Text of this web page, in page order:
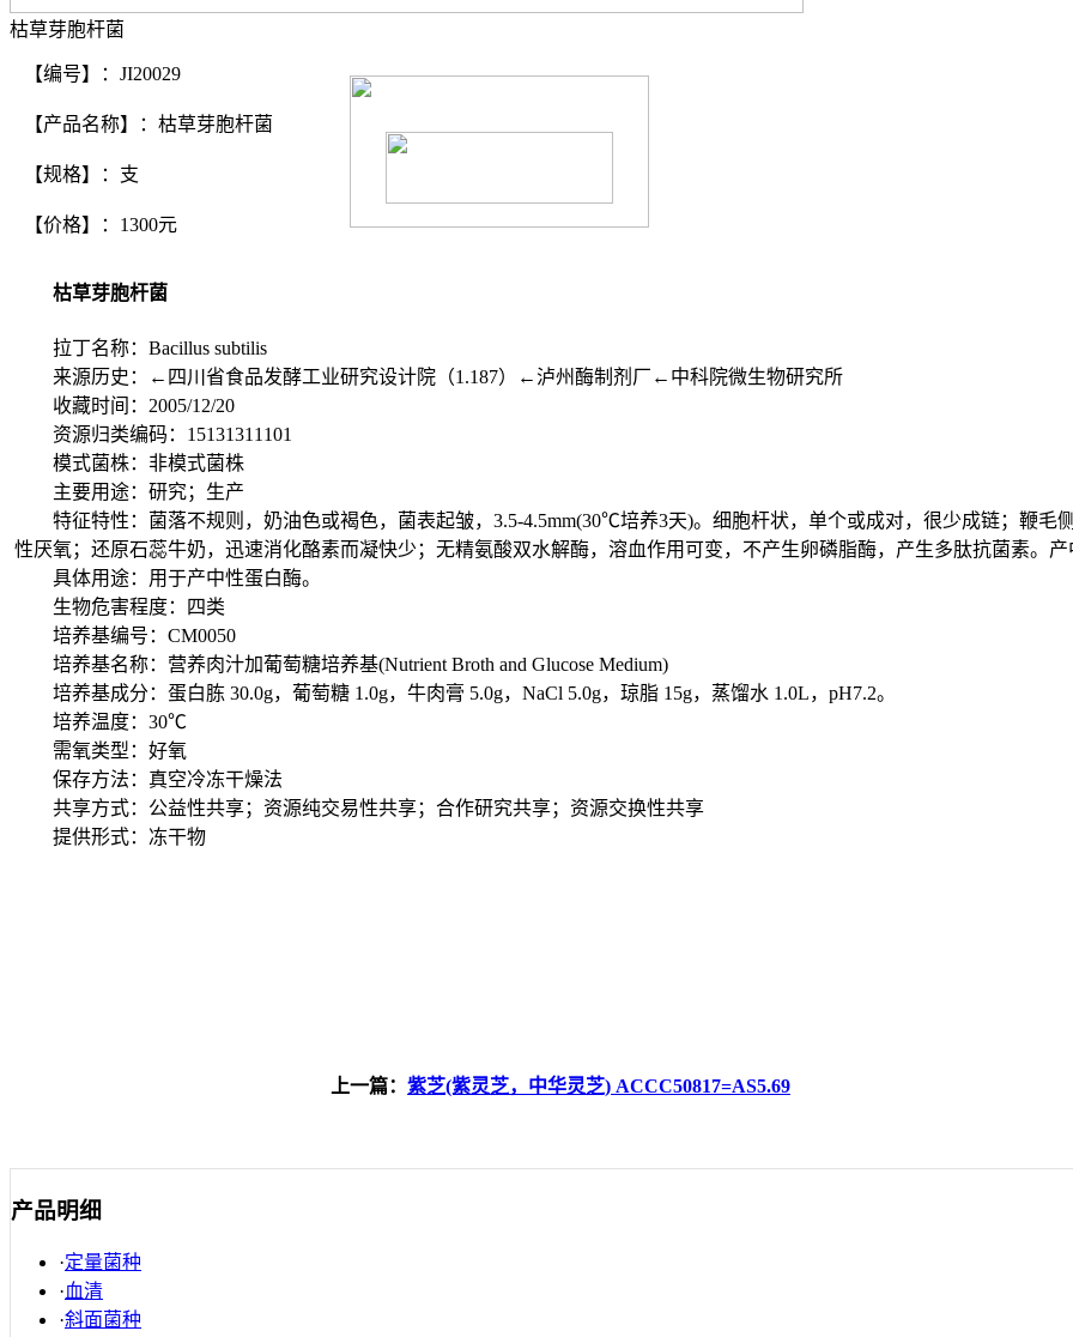
枯草芽胞杆菌
【编号】：JI20029
【产品名称】：枯草芽胞杆菌
【规格】：支
【价格】：1300元
枯草芽胞杆菌
拉丁名称：Bacillus subtilis
来源历史：←四川省食品发酵工业研究设计院（1.187）←泸州酶制剂厂←中科院微生物研究所
收藏时间：2005/12/20
资源归类编码：15131311101
模式菌株：非模式菌株
主要用途：研究；生产
特征特性：菌落不规则，奶油色或褐色，菌表起皱，3.5-4.5mm(30℃培养3天)。细胞杆状，单个或成对，很少成链；鞭毛
性厌氧；还原石蕊牛奶，迅速消化酪素而凝快少；无精氨酸双水解酶，溶血作用可变，不产生卵磷脂酶，产生多肽抗菌素。产
具体用途：用于产中性蛋白酶。
生物危害程度：四类
培养基编号：CM0050
培养基名称：营养肉汁加葡萄糖培养基(Nutrient Broth and Glucose Medium)
培养基成分：蛋白胨 30.0g，葡萄糖 1.0g，牛肉膏 5.0g，NaCl 5.0g，琼脂 15g，蒸馏水 1.0L，pH7.2。
培养温度：30℃
需氧类型：好氧
保存方法：真空冷冻干燥法
共享方式：公益性共享；资源纯交易性共享；合作研究共享；资源交换性共享
提供形式：冻干物
上一篇： 紫芝(紫灵芝，中华灵芝) ACCC50817=AS5.69
产品明细
·定量菌种
·血清
·斜面菌种